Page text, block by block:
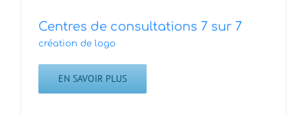
Centres de consultations 7 sur 7
création de logo
EN SAVOIR PLUS